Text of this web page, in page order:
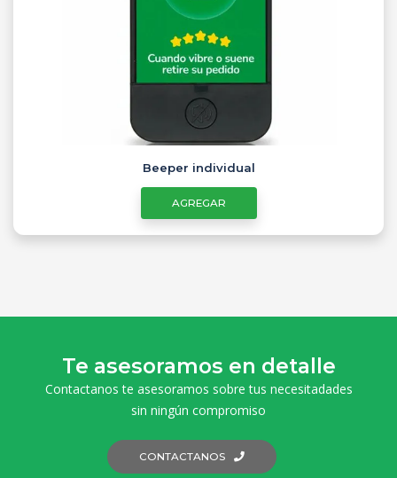
Beeper individual
AGREGAR
Te asesoramos en detalle
Contactanos te asesoramos sobre tus necesitadades
sin ningún compromiso
CONTACTANOS